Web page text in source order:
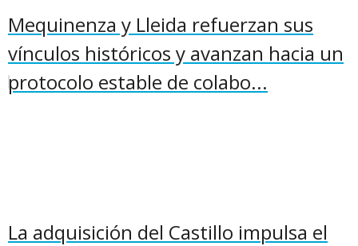
Mequinenza y Lleida refuerzan sus
vínculos históricos y avanzan hacia un
protocolo estable de colabo...
La adquisición del Castillo impulsa el